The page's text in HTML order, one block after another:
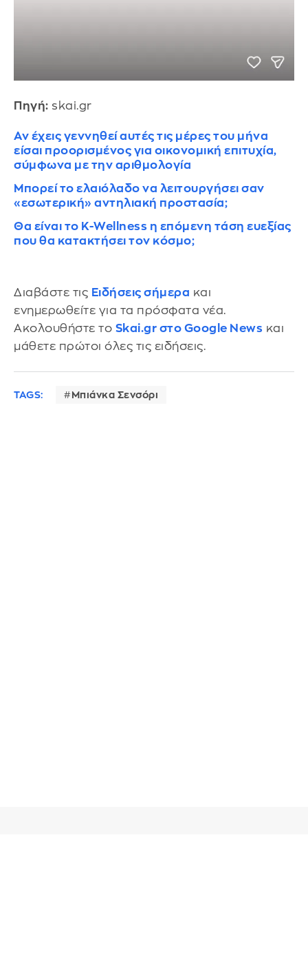
Πηγή: skai.gr
Αν έχεις γεννηθεί αυτές τις μέρες του μήνα
είσαι προορισμένος για οικονομική επιτυχία,
σύμφωνα με την αριθμολογία
Μπορεί το ελαιόλαδο να λειτουργήσει σαν
«εσωτερική» αντηλιακή προστασία;
Θα είναι το K-Wellness η επόμενη τάση ευεξίας
που θα κατακτήσει τον κόσμο;
Διαβάστε τις Ειδήσεις σήμερα και
ενημερωθείτε για τα πρόσφατα νέα.
Ακολουθήστε το Skai.gr στο Google News και
μάθετε πρώτοι όλες τις ειδήσεις.
TAGS: Μπιάνκα Σενσόρι